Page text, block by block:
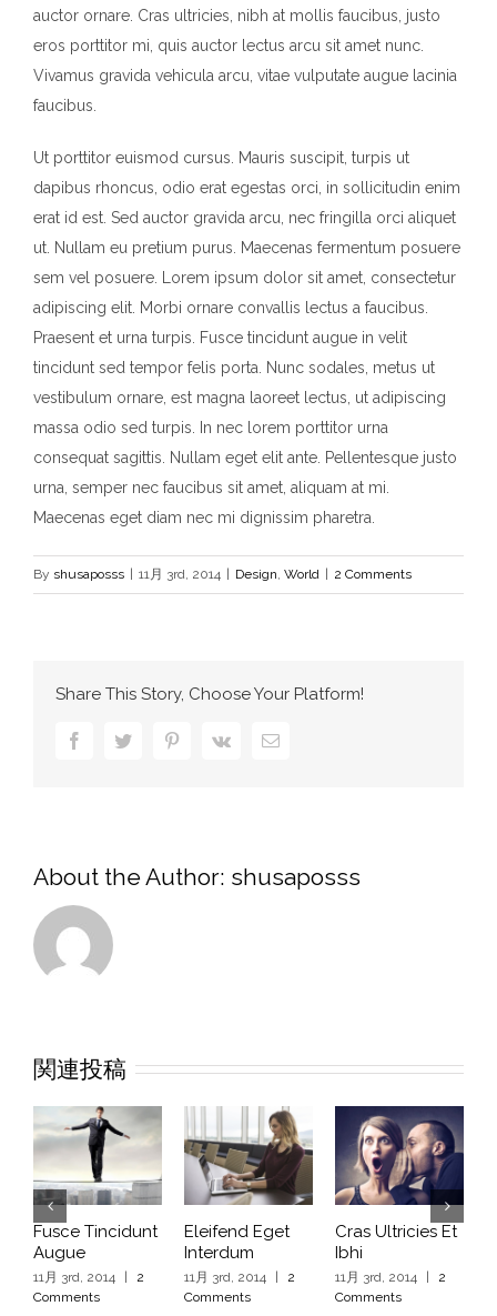
auctor ornare. Cras ultricies, nibh at mollis faucibus, justo
eros porttitor mi, quis auctor lectus arcu sit amet nunc.
Vivamus gravida vehicula arcu, vitae vulputate augue lacinia
faucibus.
Ut porttitor euismod cursus. Mauris suscipit, turpis ut
dapibus rhoncus, odio erat egestas orci, in sollicitudin enim
erat id est. Sed auctor gravida arcu, nec fringilla orci aliquet
ut. Nullam eu pretium purus. Maecenas fermentum posuere
sem vel posuere. Lorem ipsum dolor sit amet, consectetur
adipiscing elit. Morbi ornare convallis lectus a faucibus.
Praesent et urna turpis. Fusce tincidunt augue in velit
tincidunt sed tempor felis porta. Nunc sodales, metus ut
vestibulum ornare, est magna laoreet lectus, ut adipiscing
massa odio sed turpis. In nec lorem porttitor urna
consequat sagittis. Nullam eget elit ante. Pellentesque justo
urna, semper nec faucibus sit amet, aliquam at mi.
Maecenas eget diam nec mi dignissim pharetra.
By shusaposss 11月 3rd, 2014 Design, World 2 Comments
Share This Story, Choose Your Platform!
FacebookTwitter PinterestVk
電
About the Author: shusaposss
関連投稿
Fusce Tincidunt
Augue
11月 3rd, 2014 |
2
Comments
Eleifend Eget
Interdum
11月 3rd, 2014 |
2
Comments
Cras Ultricies Et
Ibhi
11月 3rd, 2014 |
2
Comments